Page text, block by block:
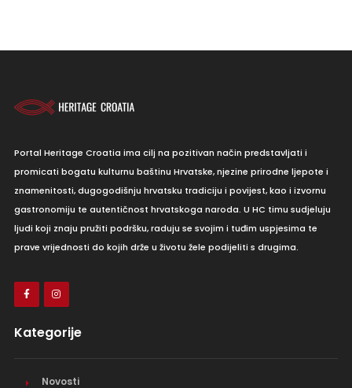
Portal Heritage Croatia ima cilj na pozitivan način predstavljati i
promicati bogatu kulturnu baštinu Hrvatske, njezine prirodne ljepote i
znamenitosti, dugogodišnju hrvatsku tradiciju i povijest, kao i izvornu
gastronomiju te autentičnost hrvatskoga naroda. U HC timu sudjeluju
ljudi koji znaju pružiti podršku, raduju se svojim i tuđim uspjesima te
prave vrijednosti do kojih drže u životu žele podijeliti s drugima.
Kategorije
Novosti